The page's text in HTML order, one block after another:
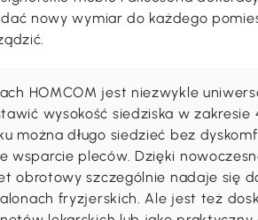
nowy wymiar do każdego
HOMCOM jest niezwykle
wysokość siedziska w
można długo siedzieć bez
wsparcie pleców. Dzięki
obrotowy szczególnie nadaje się
fryzjerskich. Ale jest też